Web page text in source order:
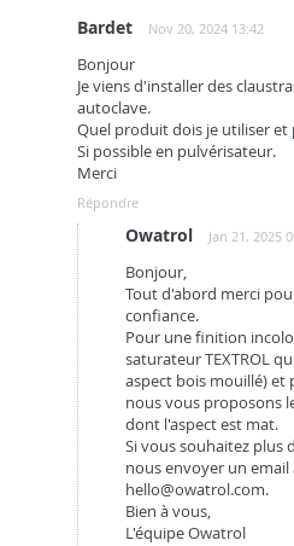
Bardet Nov 20, 2024 13:42
Bonjour
Je viens d'installer des
autoclave.
Quel produit dois je utiliser et
Si possible en pulvérisateur.
Merci
Répondre
Owatrol Jan 21, 2025
Bonjour,
Tout d'abord merci
confiance.
Pour une finition
saturateur TEXTROL
aspect bois mouillé)
nous vous proposons
dont l'aspect est mat.
Si vous souhaitez plus
nous envoyer un email
hello@owatrol.com.
Bien à vous,
L'équipe Owatrol